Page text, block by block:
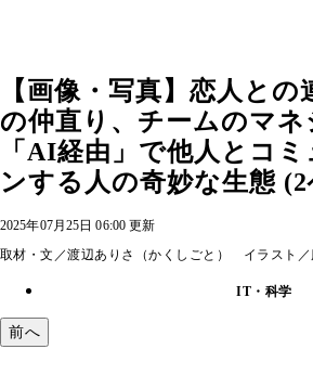
【画像・写真】恋人との
の仲直り、チームのマネ
「AI経由」で他人とコ
ンする人の奇妙な生態
2025年07月25日 06:00 更新
取材・文／渡辺ありさ（かくしごと） イラスト／
IT・科学
前へ